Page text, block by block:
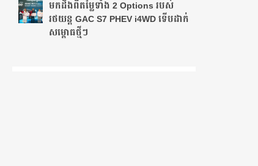
មកដឹងពីតម្លៃទាំង 2 Options របស់
រថយន្ត GAC S7 PHEV i4WD ទើបដាក់
សម្ពោធថ្មីៗ